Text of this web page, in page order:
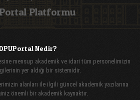
Platformu
Nedir?
mensup akademik ve idari tüm personelimizin
yer aldığı bir sistemidir.
alanları ile ilgili güncel akademik yazılarına
önemli bir akademik kaynaktır.